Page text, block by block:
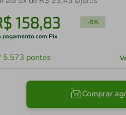
158,83 -5%
pagamento com Pix
5.573 pontos
Comprar